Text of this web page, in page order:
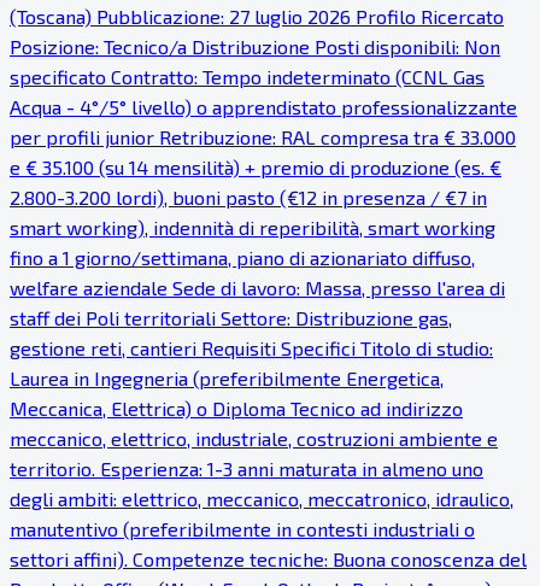
(Toscana) Pubblicazione: 27 luglio 2026 Profilo Ricercato
Posizione: Tecnico/a Distribuzione Posti disponibili: Non
specificato Contratto: Tempo indeterminato (CCNL Gas
Acqua - 4°/5° livello) o apprendistato professionalizzante
per profili junior Retribuzione: RAL compresa tra € 33.000
e € 35.100 (su 14 mensilità) + premio di produzione (es. €
2.800-3.200 lordi), buoni pasto (€12 in presenza / €7 in
smart working), indennità di reperibilità, smart working
fino a 1 giorno/settimana, piano di azionariato diffuso,
welfare aziendale Sede di lavoro: Massa, presso l'area di
staff dei Poli territoriali Settore: Distribuzione gas,
gestione reti, cantieri Requisiti Specifici Titolo di studio:
Laurea in Ingegneria (preferibilmente Energetica,
Meccanica, Elettrica) o Diploma Tecnico ad indirizzo
meccanico, elettrico, industriale, costruzioni ambiente e
territorio. Esperienza: 1-3 anni maturata in almeno uno
degli ambiti: elettrico, meccanico, meccatronico, idraulico,
manutentivo (preferibilmente in contesti industriali o
settori affini). Competenze tecniche: Buona conoscenza del